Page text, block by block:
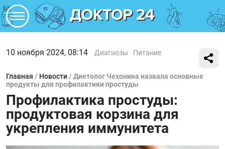
10 ноября 2024, 08:14 Диагнозы Питание
Главная / Новости / Диетолог Чехонина назвала основные
продукты для профилактики простуды
Профилактика простуды:
продуктовая корзина для
укрепления иммунитета